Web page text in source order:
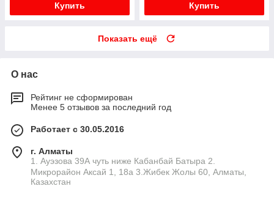
Купить Купить
Показать ещё
О нас
Рейтинг не сформирован
Менее 5 отзывов за последний год
Работает с 30.05.2016
г. Алматы
1. Ауэзова 39А чуть ниже Кабанбай Батыра ㅤㅤㅤㅤㅤㅤㅤㅤㅤㅤㅤㅤㅤㅤ2. ​
Микрорайон Аксай 1, 18а 3.Жибек Жолы 60, Алматы,
Казахстан